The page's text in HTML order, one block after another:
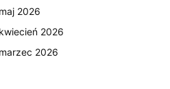
maj 2026
kwiecień 2026
marzec 2026